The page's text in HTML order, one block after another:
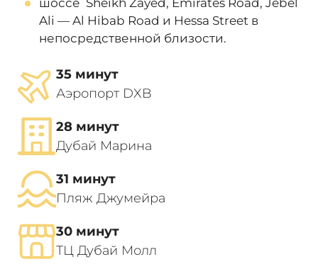
шоссе Sheikh Zayed, Emirates Road, Jebel
Ali — Al Hibab Road и Hessa Street в
непосредственной близости.
35 минут
Аэропорт DXB
28 минут
Дубай Марина
31 минут
Пляж Джумейра
30 минут
ТЦ Дубай Молл